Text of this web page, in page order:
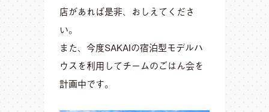
店があれば是非、おしえてくださ
い。
また、今度SAKAIの宿泊型モデルハ
ウスを利用してチームのごはん会を
計画中です。